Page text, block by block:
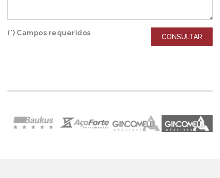
(*) Campos requeridos CONSULTAR